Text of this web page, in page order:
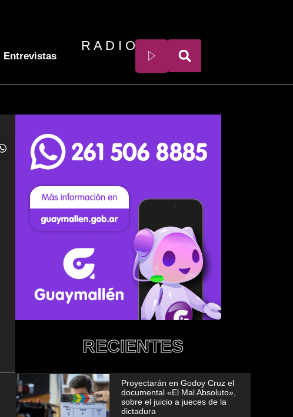
Entrevistas
R A D I O
RECIENTES
Proyectarán en Godoy Cruz el
documental «El Mal Absoluto»,
sobre el juicio a jueces de la
dictadura